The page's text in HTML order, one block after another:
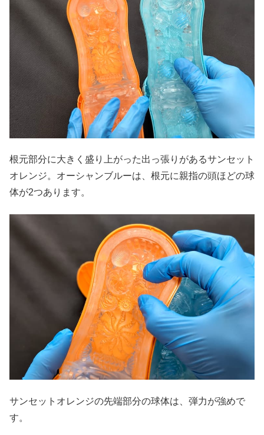
根元部分に大きく盛り上がった出っ張りがあるサンセット
オレンジ。オーシャンブルーは、根元に親指の頭ほどの球
体が2つあります。
サンセットオレンジの先端部分の球体は、弾力が強めで
す。